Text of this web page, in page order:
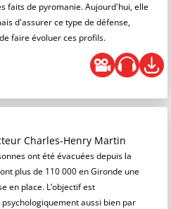
faits de pyromanie. Aujourd'hui, elle
d'assurer ce type de défense,
faire évoluer ces profils.
Charles-Henry Martin
ont été évacuées depuis la
plus de 110 000 en Gironde une
en place. L’objectif est
aussi bien par